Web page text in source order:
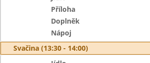
Příloha
Doplněk
Nápoj
Svačina (13:30 - 14:00)